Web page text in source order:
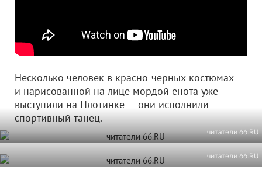
Несколько человек в красно-черных костюмах
и нарисованной на лице мордой енота уже
выступили на Плотинке — они исполнили
спортивный танец.
читатели 66.RU
читатели 66.RU